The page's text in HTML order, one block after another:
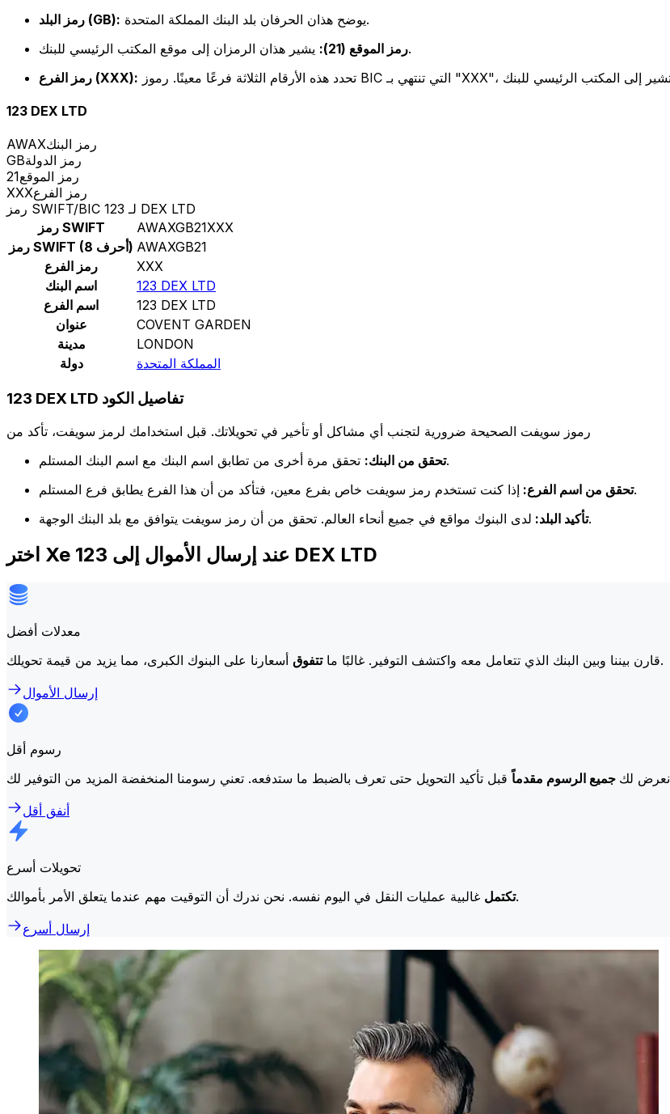
رمز البلد (GB):
يوضح هذان الحرفان بلد البنك المملكة المتحدة.
رمز الموقع (21):يشير هذان الرمزان إلى موقع المكتب الرئيسي للبنك.
رمز الفرع (XXX):
123 DEX LTD
AWAXرمز البنك
GBرمز الدولة
21رمز الموقع
XXXرمز الفرع
رمز SWIFT/BIC لـ 123 DEX LTD
رمز SWIFT
AWAXGB21XXX
رمز SWIFT (8 أحرف) AWAXGB21
رمز الفرع
XXX
اسم البنك
123 DEX LTD
اسم الفرع
123 DEX LTD
عنوان
COVENT GARDEN
مدينة
LONDON
دولة
المملكة المتحدة
123 DEX LTD تفاصيل الكود
رموز سويفت الصحيحة ضرورية لتجنب أي مشاكل أو تأخير في تحويلاتك. قبل استخدامك لرمز سويفت، تأكد من
تحقق من البنك:تحقق مرة أخرى من تطابق اسم البنك مع اسم البنك المستلم.
تحقق من اسم الفرع:إذا كنت تستخدم رمز سويفت خاص بفرع معين، فتأكد من أن هذا الفرع يطابق فرع المستلم.
تأكيد البلد:لدى البنوك مواقع في جميع أنحاء العالم. تحقق من أن رمز سويفت يتوافق مع بلد البنك الوجهة.
اختر Xe عند إرسال الأموال إلى 123 DEX LTD
معدلات أفضل
قارن بيننا وبين البنك الذي تتعامل معه واكتشف التوفير. غالبًا ماتتفوق
أسعارنا على البنوك الكبرى، مما يزيد من قيمة تحويلك.
إرسال الأموال
رسوم أقل
نعرض لك جميع الرسوم مقدماً
أنفق أقل
تحويلات أسرع
تكتملغالبية عمليات النقل في اليوم نفسه. نحن ندرك أن التوقيت مهم عندما يتعلق الأمر بأموالك.
إرسال أسرع